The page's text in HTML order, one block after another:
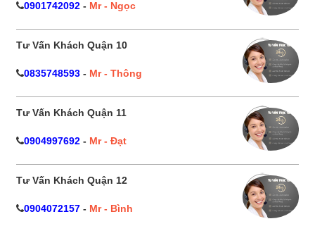
0901742092 - Mr - Ngọc
Tư Vấn Khách Quận 10
0835748593 - Mr - Thông
Tư Vấn Khách Quận 11
0904997692 - Mr - Đạt
Tư Vấn Khách Quận 12
0904072157 - Mr - Bình